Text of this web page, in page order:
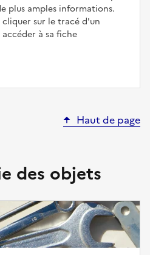
plus amples informations.
cliquer sur le tracé d'un
à sa fiche
Haut de page
des objets